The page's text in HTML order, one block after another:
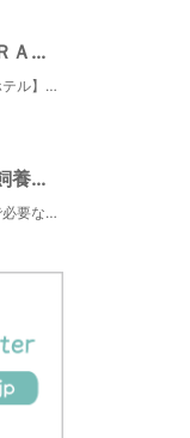
ＳＡＫＵＲＡ定山渓 膳
【非接触型ホテル】最大10名様まで利用可能！ご家族利用も大歓迎！小さいお子様連れでも安心♪
猫の適正飼養クイズ
猫を飼う上で必要な責任やマナー、健康管理について学ぶことができます。